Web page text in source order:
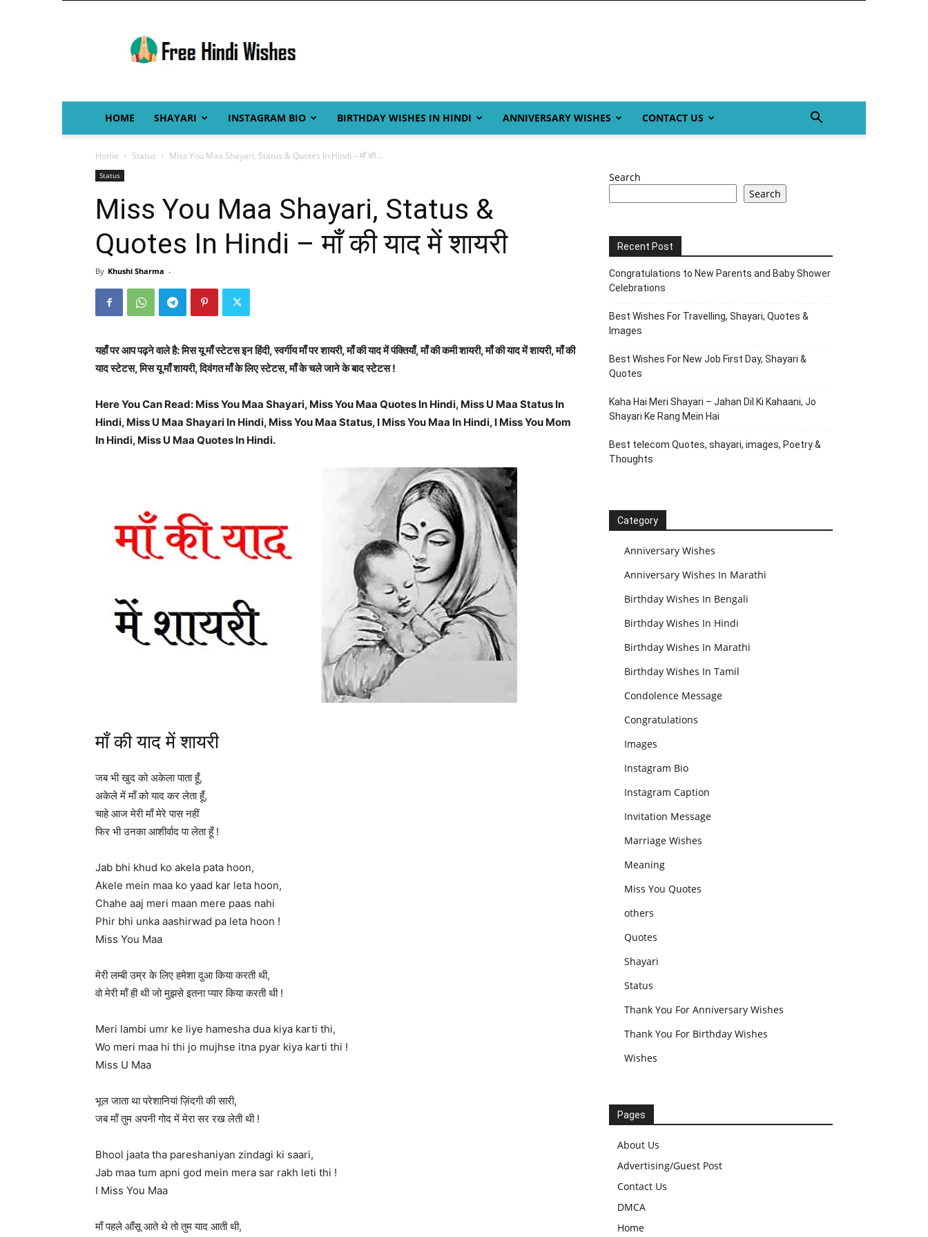
Hindi
Wishes
HOME SHAYARI INSTAGRAM BIO BIRTHDAY WISHES IN HINDI ANNIVERSARY WISHES CONTACT US
Home Status Miss You Maa Shayari, Status & Quotes In Hindi – माँ की...
Status
Miss You Maa Shayari, Status &
Quotes In Hindi – माँ की याद में शायरी
By Khushi Sharma -
यहाँ पर आप पढ़ने वाले है: मिस यू माँ स्टेटस इन हिंदी, स्वर्गीय माँ पर शायरी, माँ की याद में पंक्तियाँ, माँ की कमी शायरी, माँ की याद में शायरी, माँ की
याद स्टेटस, मिस यू माँ शायरी, दिवंगत माँ के लिए स्टेटस, माँ के चले जाने के बाद स्टेटस !
Here You Can Read: Miss You Maa Shayari, Miss You Maa Quotes In Hindi, Miss U Maa Status In
Hindi, Miss U Maa Shayari In Hindi, Miss You Maa Status, I Miss You Maa In Hindi, I Miss You Mom
In Hindi, Miss U Maa Quotes In Hindi.
माँ की याद में शायरी
जब भी खुद को अकेला पाता हूँ,
अकेले में माँ को याद कर लेता हूँ,
चाहे आज मेरी माँ मेरे पास नहीं
फिर भी उनका आशीर्वाद पा लेता हूँ !
Jab bhi khud ko akela pata hoon,
Akele mein maa ko yaad kar leta hoon,
Chahe aaj meri maan mere paas nahi
Phir bhi unka aashirwad pa leta hoon !
Miss You Maa
मेरी लम्बी उम्र के लिए हमेशा दुआ किया करती थी,
वो मेरी माँ ही थी जो मुझसे इतना प्यार किया करती थी !
Meri lambi umr ke liye hamesha dua kiya karti thi,
Wo meri maa hi thi jo mujhse itna pyar kiya karti thi !
Miss U Maa
भूल जाता था परेशानियां ज़िंदगी की सारी,
जब माँ तुम अपनी गोद में मेरा सर रख लेती थी !
Bhool jaata tha pareshaniyan zindagi ki saari,
Jab maa tum apni god mein mera sar rakh leti thi !
I Miss You Maa
माँ पहले आँसू आते थे तो तुम याद आती थी,
Search
Search
Recent Post
Congratulations to New Parents and Baby Shower
Celebrations
Best Wishes For Travelling, Shayari, Quotes &
Images
Best Wishes For New Job First Day, Shayari &
Quotes
Kaha Hai Meri Shayari – Jahan Dil Ki Kahaani, Jo
Shayari Ke Rang Mein Hai
Best telecom Quotes, shayari, images, Poetry &
Thoughts
Category
Anniversary Wishes
Anniversary Wishes In Marathi
Birthday Wishes In Bengali
Birthday Wishes In Hindi
Birthday Wishes In Marathi
Birthday Wishes In Tamil
Condolence Message
Congratulations
Images
Instagram Bio
Instagram Caption
Invitation Message
Marriage Wishes
Meaning
Miss You Quotes
others
Quotes
Shayari
Status
Thank You For Anniversary Wishes
Thank You For Birthday Wishes
Wishes
Pages
About Us
Advertising/Guest Post
Contact Us
DMCA
Home